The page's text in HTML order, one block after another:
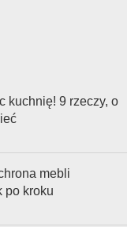
kuchnię! 9 rzeczy, o
mebli
po kroku